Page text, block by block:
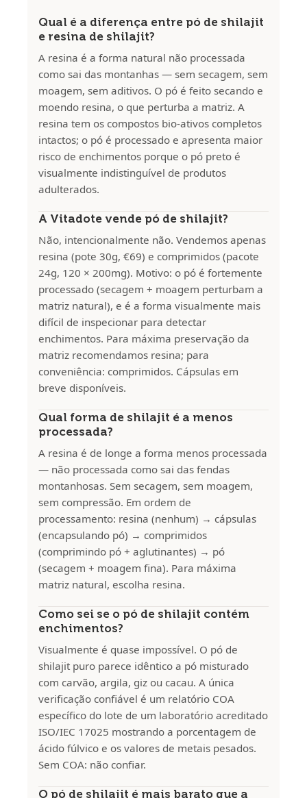
Qual é a diferença entre pó de shilajit
e resina de shilajit?
A resina é a forma natural não processada
como sai das montanhas — sem secagem, sem
moagem, sem aditivos. O pó é feito secando e
moendo resina, o que perturba a matriz. A
resina tem os compostos bio-ativos completos
intactos; o pó é processado e apresenta maior
risco de enchimentos porque o pó preto é
visualmente indistinguível de produtos
adulterados.
A Vitadote vende pó de shilajit?
Não, intencionalmente não. Vendemos apenas
resina (pote 30g, €69) e comprimidos (pacote
24g, 120 × 200mg). Motivo: o pó é fortemente
processado (secagem + moagem perturbam a
matriz natural), e é a forma visualmente mais
difícil de inspecionar para detectar
enchimentos. Para máxima preservação da
matriz recomendamos resina; para
conveniência: comprimidos. Cápsulas em
breve disponíveis.
Qual forma de shilajit é a menos
processada?
A resina é de longe a forma menos processada
— não processada como sai das fendas
montanhosas. Sem secagem, sem moagem,
sem compressão. Em ordem de
processamento: resina (nenhum) → cápsulas
(encapsulando pó) → comprimidos
(comprimindo pó + aglutinantes) → pó
(secagem + moagem fina). Para máxima
matriz natural, escolha resina.
Como sei se o pó de shilajit contém
enchimentos?
Visualmente é quase impossível. O pó de
shilajit puro parece idêntico a pó misturado
com carvão, argila, giz ou cacau. A única
verificação confiável é um relatório COA
específico do lote de um laboratório acreditado
ISO/IEC 17025 mostrando a porcentagem de
ácido fúlvico e os valores de metais pesados.
Sem COA: não confiar.
O pó de shilajit é mais barato que a